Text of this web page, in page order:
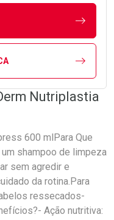
Nutriplastia
600 mlPara Que
shampoo de limpeza
sem agredir e
da rotina.Para
ressecados-
Ação nutritiva: